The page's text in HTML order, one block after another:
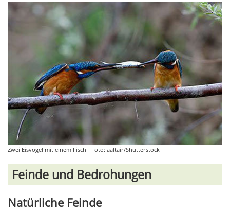
Zwei Eisvögel mit einem Fisch - Foto: aaltair/Shutterstock
Feinde und Bedrohungen
Natürliche Feinde